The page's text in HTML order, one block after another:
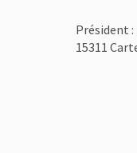
Président :
15311